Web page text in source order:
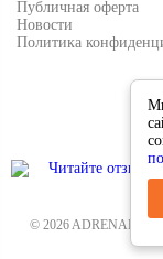
Публичная оферта
Новости
Политика
© 2026